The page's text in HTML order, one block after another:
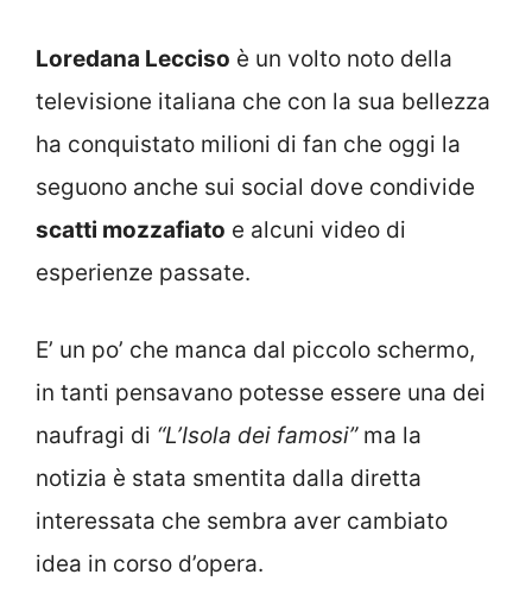
Loredana Lecciso è un volto noto della
televisione italiana che con la sua bellezza
ha conquistato milioni di fan che oggi la
seguono anche sui social dove condivide
scatti mozzafiato e alcuni video di
esperienze passate.
E’ un po’ che manca dal piccolo schermo,
in tanti pensavano potesse essere una dei
naufragi di “L’Isola dei famosi” ma la
notizia è stata smentita dalla diretta
interessata che sembra aver cambiato
idea in corso d’opera.